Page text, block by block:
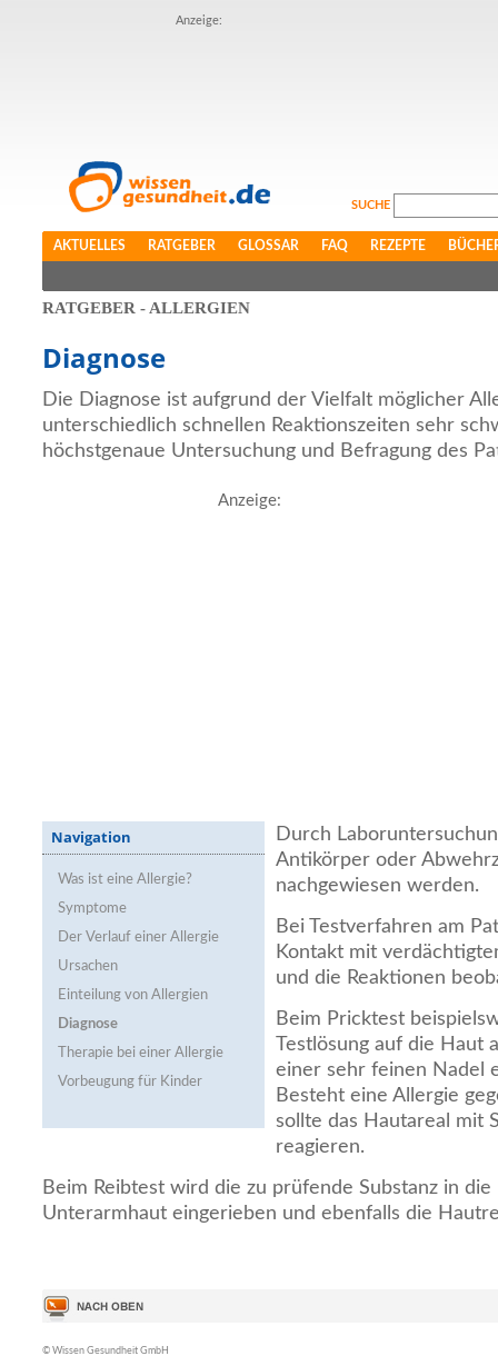
Anzeige:
SUCHE
AKTUELLES RATGEBER GLOSSAR FAQ REZEPTE
RATGEBER - ALLERGIEN
Diagnose
Die Diagnose ist aufgrund der Vielfalt möglicher
unterschiedlich schnellen Reaktionszeiten sehr
höchstgenaue Untersuchung und Befragung des
Anzeige:
Navigation
Was ist eine Allergie?
Symptome
Der Verlauf einer Allergie
Ursachen
Einteilung von Allergien
Diagnose
Therapie bei einer Allergie
Vorbeugung für Kinder
Durch
Antikörper oder
nachgewiesen werden.
Bei Testverfahren am
Kontakt mit
und die Reaktionen
Beim Pricktest
Testlösung auf die Haut
einer sehr feinen Nadel
Besteht eine Allergie
sollte das Hautareal mit
reagieren.
Beim Reibtest wird die zu prüfende Substanz in
Unterarmhaut eingerieben und ebenfalls die
© Wissen Gesundheit GmbH